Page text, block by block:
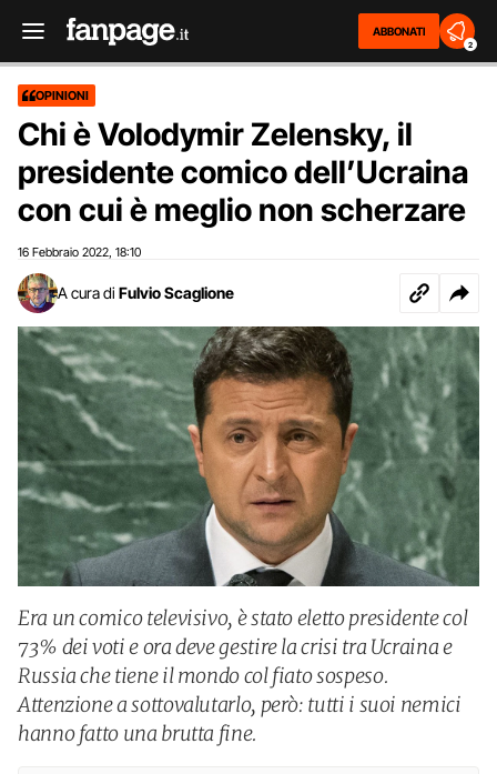
ABBONATI
2
OPINIONI
Chi è Volodymir Zelensky, il
presidente comico dell’Ucraina
con cui è meglio non scherzare
16 Febbraio 2022 18:10
A cura di Fulvio Scaglione
Era un comico televisivo, è stato eletto presidente col
73% dei voti e ora deve gestire la crisi tra Ucraina e
Russia che tiene il mondo col fiato sospeso.
Attenzione a sottovalutarlo, però: tutti i suoi nemici
hanno fatto una brutta fine.